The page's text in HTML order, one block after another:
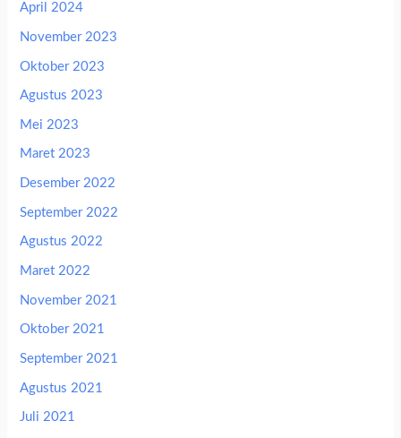
April 2024
November 2023
Oktober 2023
Agustus 2023
Mei 2023
Maret 2023
Desember 2022
September 2022
Agustus 2022
Maret 2022
November 2021
Oktober 2021
September 2021
Agustus 2021
Juli 2021